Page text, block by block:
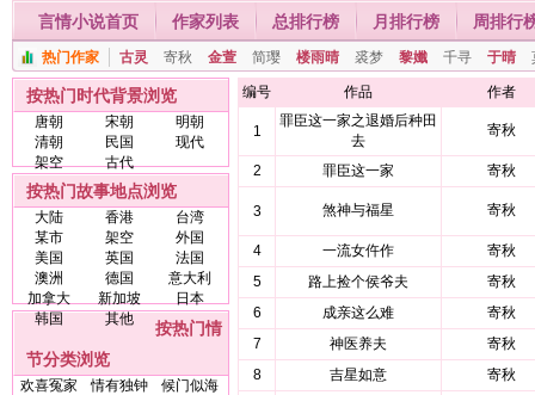
言情小说首页 作家列表 总排行榜 月排行榜 周排行
热门作家 古灵 寄秋 金萱 简璎 楼雨晴 裘梦 黎孅 千寻 于晴
按热门时代背景浏览
唐朝 宋朝
明朝
清朝
民国
现代
架空
古代
按热门故事地点浏览
大陆 香港
台湾
某市
架空
外国
美国
英国
法国
澳洲
德国
意大利
加拿大
新加坡
日本
韩国
其他
按热门情
节分类浏览
欢喜冤家 情有独钟
候门似海
编号 作品 作者
1
罪臣这一家之退婚后种田
去
寄秋
2 罪臣这一家 寄秋
3 煞神与福星 寄秋
4 一流女仵作
寄秋
5
路上捡个侯爷夫
寄秋
6
成亲这么难
寄秋
7
神医养夫
寄秋
8
吉星如意
寄秋